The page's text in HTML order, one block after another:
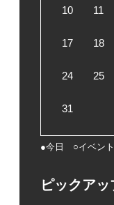
10 11
17 18
24 25
31
●今日 ○イベント
ピックアッ